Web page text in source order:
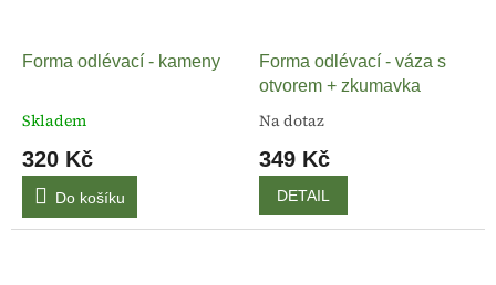
Forma odlévací - kameny
Skladem
320 Kč
Do košíku
Forma odlévací - váza s
otvorem + zkumavka
Na dotaz
349 Kč
DETAIL